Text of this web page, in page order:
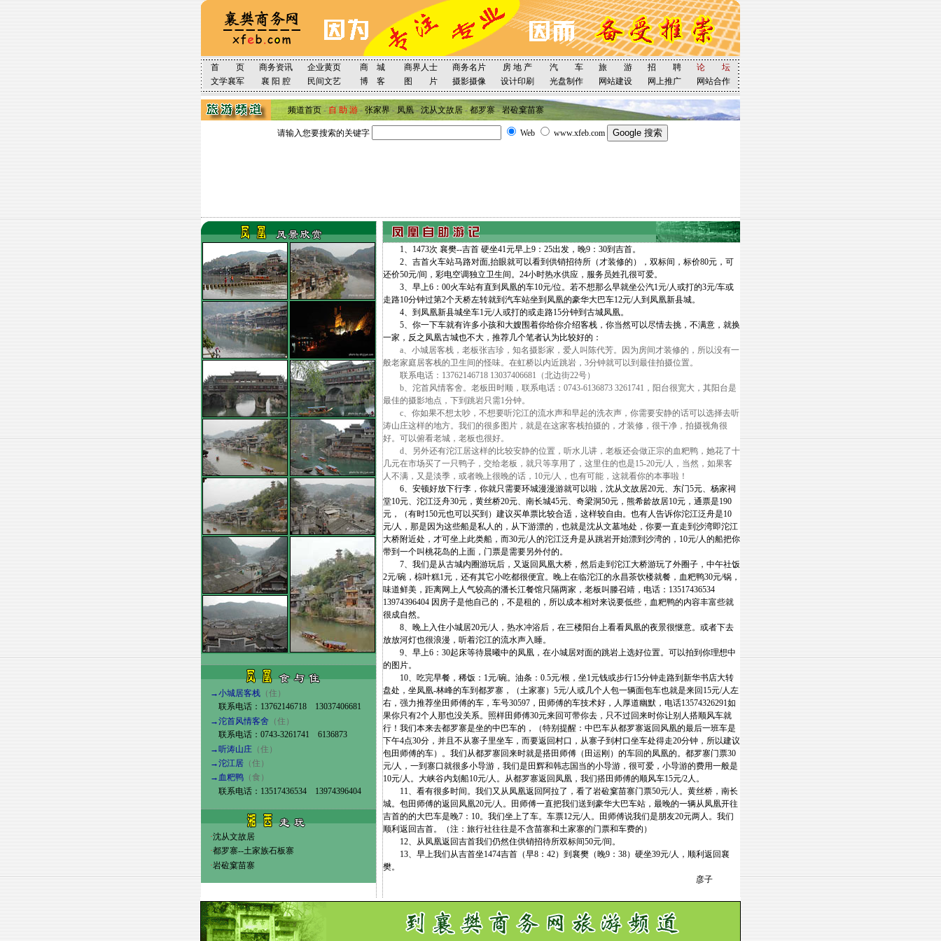
首 页 商务资讯 企业黄页 商 城 商界人士 商务名片 房 地 产 汽 车 旅 游 招 聘
论 坛
文学襄军
襄 阳 腔 民间文艺 博 客 图 片 摄影摄像 设计印刷 光盘制作 网站建设 网上推广 网站合作
频道首页 - 自 助 游- 张家界 - 凤凰- 沈从文故居 - 都罗寨 - 岩砬窠苗寨
请输入您要搜索的关键字 Web www.xfeb.com
→小城居客栈（住）
联系电话：13762146718 13037406681
→沱首风情客舍 （住）
联系电话：0743-3261741 6136873
→听涛山庄（住）
→沱江居（住）
→血粑鸭（食）
联系电话： 13517436534 13974396404
·沈从文故居
·都罗寨--土家族石板寨
·岩砬窠苗寨
1、1473次 襄樊--吉首 硬坐41元早上9：25出发，晚9：30到吉首。
2、吉首火车站马路对面,抬眼就可以看到供销招待所（才装修的），双标间，标价80元，可
还价50元/间，彩电空调独立卫生间。24小时热水供应，服务员姓孔很可爱。
3、早上6：00火车站有直到凤凰的车10元/位。若不想那么早就坐公汽1元/人或打的3元/车或
走路10分钟过第2个天桥左转就到汽车站坐到凤凰的豪华大巴车12元/人到凤凰新县城。
4、到凤凰新县城坐车1元/人或打的或走路15分钟到古城凤凰。
5、你一下车就有许多小孩和大嫂围着你给你介绍客栈，你当然可以尽情去挑，不满意，就换
一家，反之凤凰古城也不大，推荐几个笔者认为比较好的：
a、小城居客栈，老板张吉珍，知名摄影家，爱人叫陈代芳。因为房间才装修的，所以没有一
般老家庭居客栈的卫生间的怪味。在虹桥以内近跳岩，3分钟就可以到最佳拍摄位置。
联系电话：13762146718 13037406681（北边街22号）
b、沱首风情客舍。老板田时顺，联系电话：0743-6136873 3261741，阳台很宽大，其阳台是
最佳的摄影地点，下到跳岩只需1分钟。
c、你如果不想太吵，不想要听沱江的流水声和早起的洗衣声，你需要安静的话可以选择去听
涛山庄这样的地方。我们的很多图片，就是在这家客栈拍摄的，才装修，很干净，拍摄视角很
好。可以俯看老城，老板也很好。
d、另外还有沱江居这样的比较安静的位置，听水儿讲，老板还会做正宗的血粑鸭，她花了十
几元在市场买了一只鸭子，交给老板，就只等享用了，这里住的也是15-20元/人，当然，如果客
人不满，又是淡季，或者晚上很晚的话，10元/人，也有可能，这就看你的本事啦！
6、安顿好放下行李，你就只需要环城漫漫游就可以啦，沈从文故居20元、东门5元、杨家祠
堂10元、沱江泛舟30元，黄丝桥20元、南长城45元、奇梁洞50元，熊希龄故居10元，通票是190
元，（有时150元也可以买到）建议买单票比较合适，这样较自由。也有人告诉你沱江泛舟是10
元/人，那是因为这些船是私人的，从下游漂的，也就是沈从文墓地处，你要一直走到沙湾即沱江
大桥附近处，才可坐上此类船，而30元/人的沱江泛舟是从跳岩开始漂到沙湾的，10元/人的船把你
带到一个叫桃花岛的上面，门票是需要另外付的。
7、我们是从古城内圈游玩后，又返回凤凰大桥，然后走到沱江大桥游玩了外圈子，中午社饭
2元/碗，棕叶糕1元，还有其它小吃都很便宜。晚上在临沱江的永昌茶饮楼就餐，血粑鸭30元/锅，
味道鲜美，距离网上人气较高的潘长江餐馆只隔两家，老板叫滕召靖，电话：13517436534
13974396404 因房子是他自己的，不是租的，所以成本相对来说要低些，血粑鸭的内容丰富些就
很成自然。
8、晚上入住小城居20元/人，热水冲浴后，在三楼阳台上看看凤凰的夜景很惬意。或者下去
放放河灯也很浪漫，听着沱江的流水声入睡。
9、早上6：30起床等待晨曦中的凤凰，在小城居对面的跳岩上选好位置。可以拍到你理想中
的图片。
10、吃完早餐，稀饭：1元/碗。油条：0.5元/根，坐1元钱或步行15分钟走路到新华书店大转
盘处，坐凤凰-林峰的车到都罗寨，（土家寨）5元/人或几个人包一辆面包车也就是来回15元/人左
右，强力推荐坐田师傅的车，车号30597，田师傅的车技术好，人厚道幽默，电话13574326291如
果你只有2个人那也没关系。照样田师傅30元来回可带你去，只不过回来时你让别人搭顺风车就
行！我们本来去都罗寨是坐的中巴车的，（特别提醒：中巴车从都罗寨返回风凰的最后一班车是
下午4点30分，并且不从寨子里坐车，而要返回村口，从寨子到村口坐车处得走20分钟，所以建议
包田师傅的车）。我们从都罗寨回来时就是搭田师傅（田运刚）的车回的凤凰的。都罗寨门票30
元/人，一到寨口就很多小导游，我们是田辉和韩志国当的小导游，很可爱，小导游的费用一般是
10元/人。大峡谷内划船10元/人。从都罗寨返回凤凰，我们搭田师傅的顺风车15元/2人。
11、看有很多时间。我们又从凤凰返回阿拉了，看了岩砬窠苗寨门票50元/人。黄丝桥，南长
城。包田师傅的返回凤凰20元/人。田师傅一直把我们送到豪华大巴车站，最晚的一辆从凤凰开往
吉首的的大巴车是晚7：10。我们坐上了车。车票12元/人。田师傅说我们是朋友20元两人。我们
顺利返回吉首。（注：旅行社往往是不含苗寨和土家寨的门票和车费的）
12、从凤凰返回吉首我们仍然住供销招待所双标间50元/间。
13、早上我们从吉首坐1474吉首（早8：42）到襄樊（晚9：38）硬坐39元/人，顺利返回襄
樊。
彦子